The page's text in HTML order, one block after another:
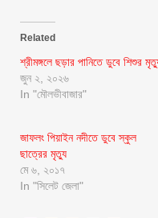
Related
শ্রীমঙ্গলে ছড়ার পানিতে ডুবে শিশুর
জুন ২, ২০২৬
In "মৌলভীবাজার"
জাফলং পিয়াইন নদীতে ডুবে স্কুল
ছাত্রের মৃত্যু
মে ৬, ২০১৭
In "সিলেট জেলা"